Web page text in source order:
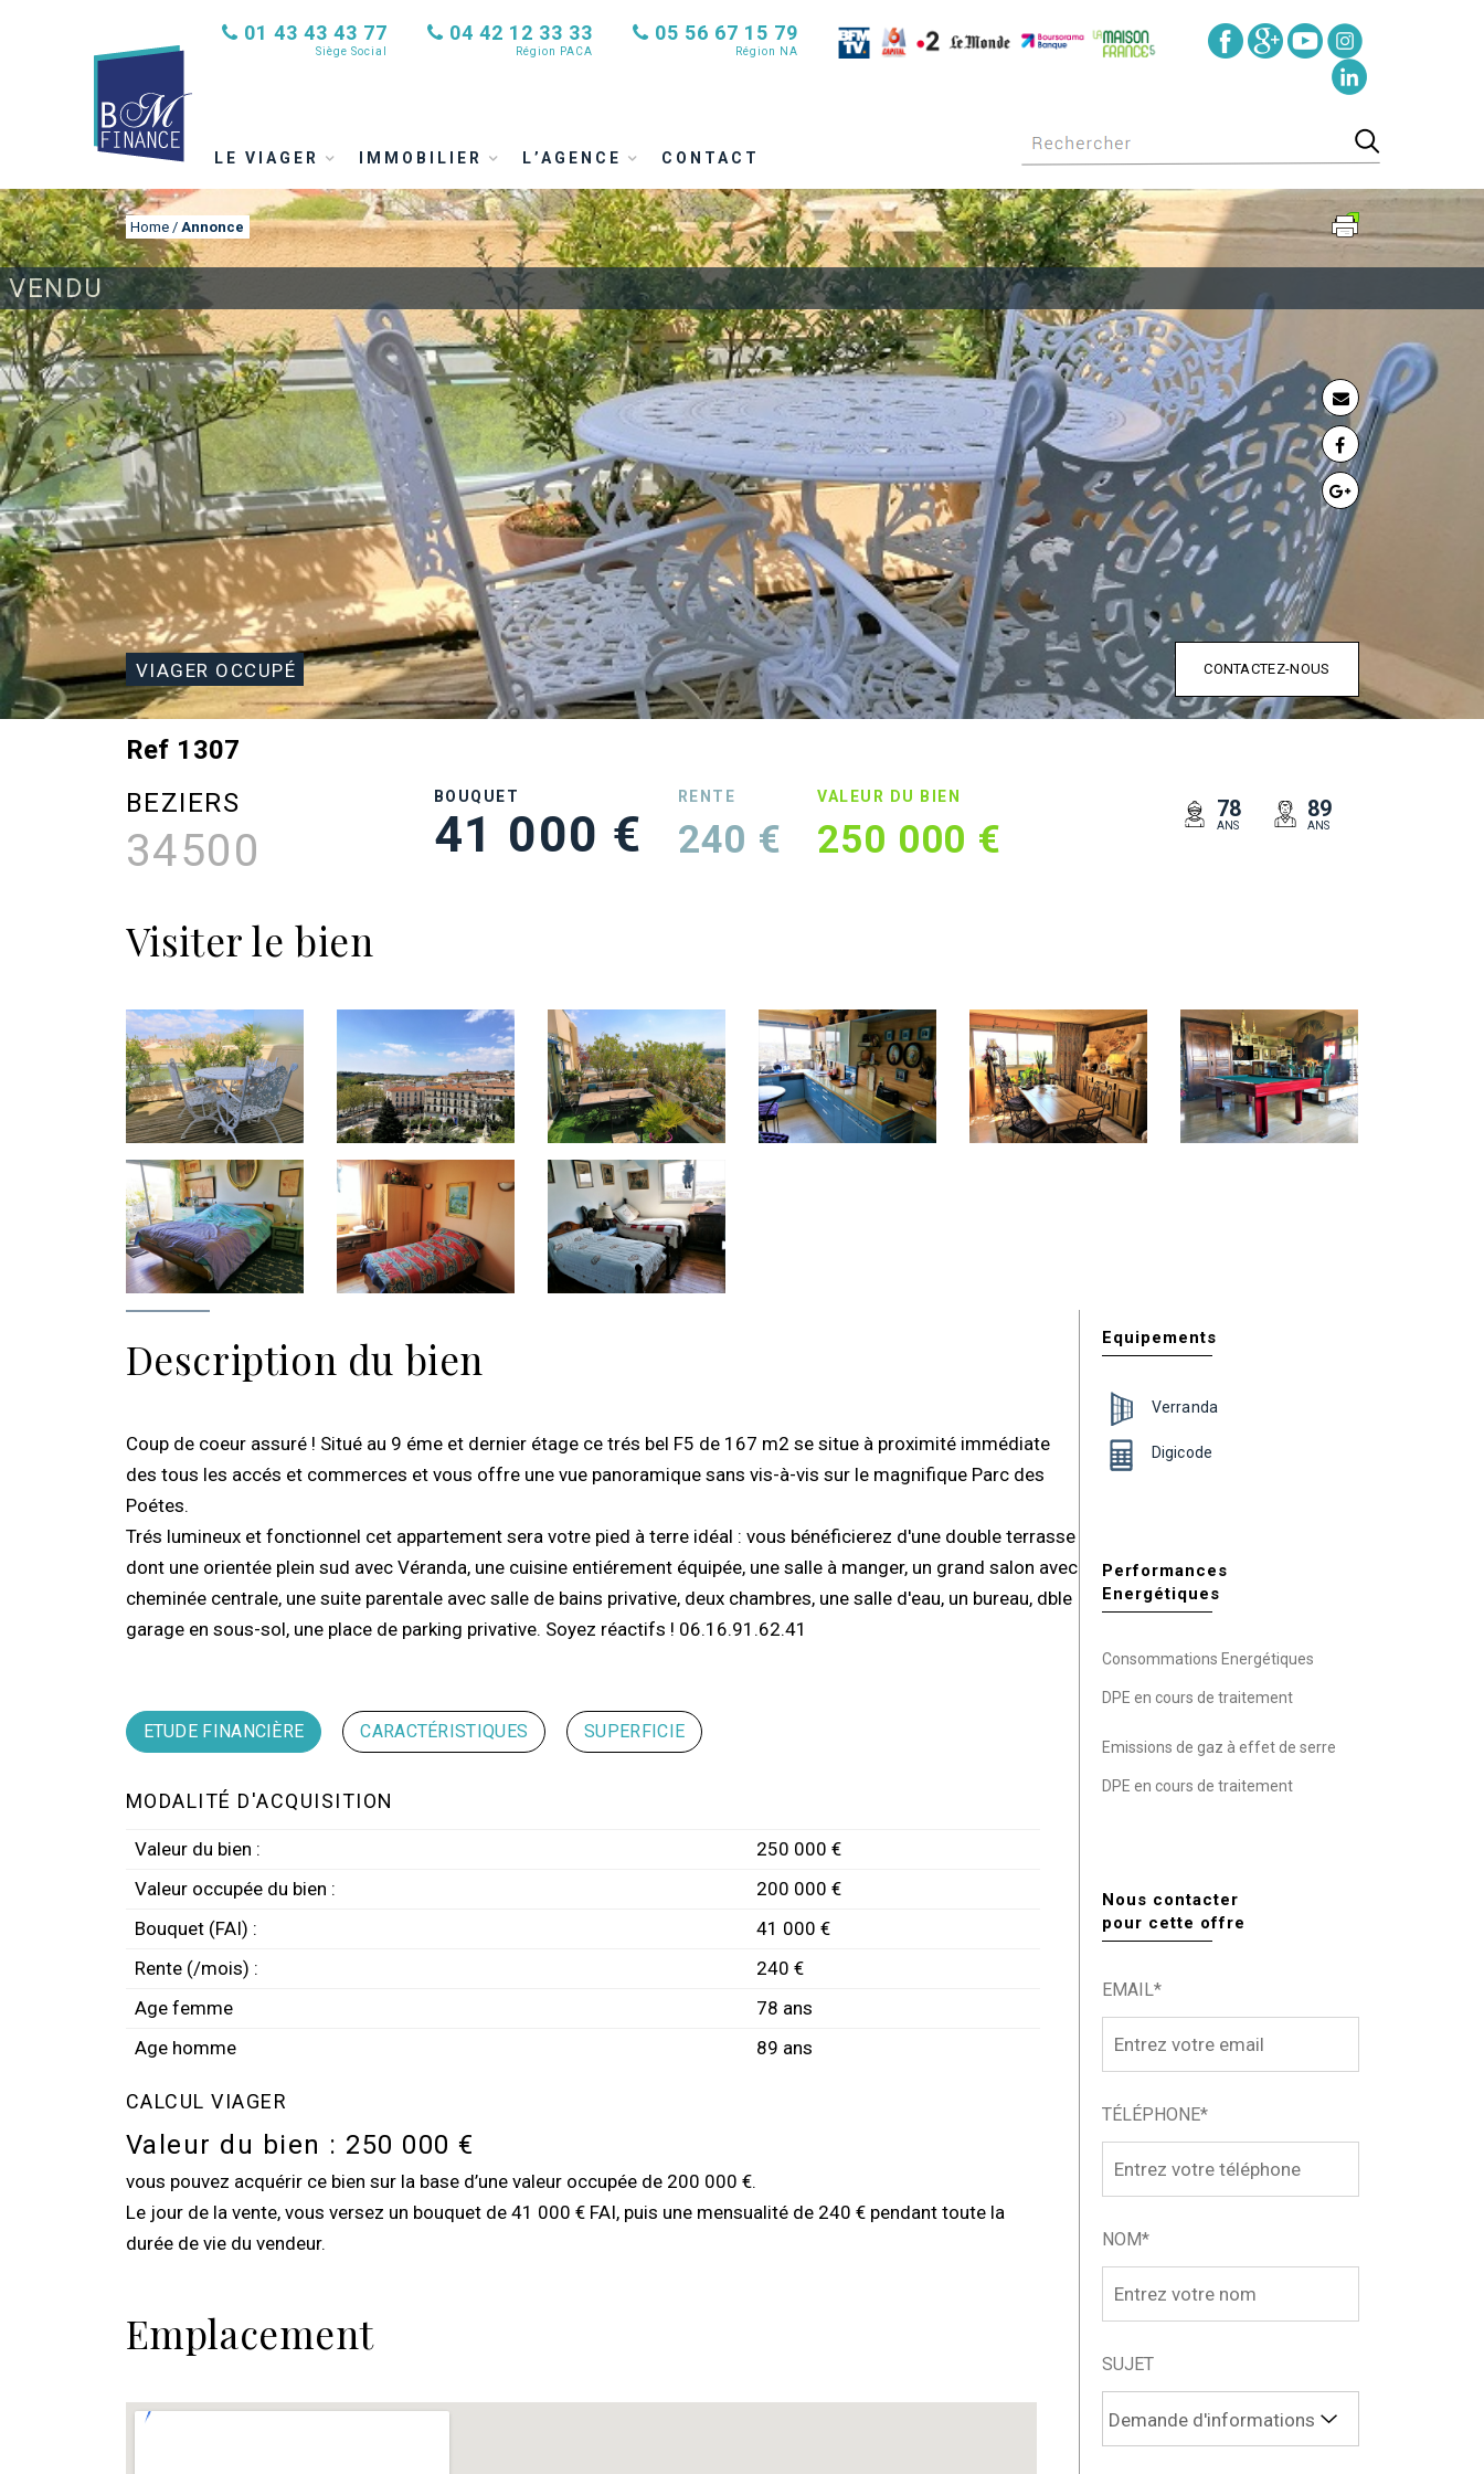
01 43 43 43 77
Siège Social
04 42 12 33 33
Région PACA
05 56 67 15 79
Région NA
LE VIAGER IMMOBILIER L’AGENCE CONTACT
VENDU
Home / Annonce
ANNONCE
VIAGER OCCUPÉ CONTACTEZ-NOUS
Ref 1307
BEZIERS
34500
BOUQUET
41 000 €
RENTE
240 €
VALEUR DU BIEN
250 000 €
78
ANS
89
ANS
Visiter le bien
Description du bien
Coup de coeur assuré ! Situé au 9 éme et dernier étage ce trés bel F5 de 167 m2 se situe à proximité immédiate
des tous les accés et commerces et vous offre une vue panoramique sans vis-à-vis sur le magnifique Parc des
Poétes.
Trés lumineux et fonctionnel cet appartement sera votre pied à terre idéal : vous bénéficierez d'une double terrasse
dont une orientée plein sud avec Véranda, une cuisine entiérement équipée, une salle à manger, un grand salon avec
cheminée centrale, une suite parentale avec salle de bains privative, deux chambres, une salle d'eau, un bureau, dble
garage en sous-sol, une place de parking privative. Soyez réactifs ! 06.16.91.62.41
ETUDE FINANCIÈRE CARACTÉRISTIQUES SUPERFICIE
MODALITÉ D'ACQUISITION
Valeur du bien :
250 000 €
Valeur occupée du bien :
200 000 €
Bouquet (FAI) :
41 000 €
Rente (/mois) :
240 €
Age femme
78 ans
Age homme
89 ans
CALCUL VIAGER
Valeur du bien : 250 000 €
vous pouvez acquérir ce bien sur la base d’une valeur occupée de 200 000 €.
Le jour de la vente, vous versez un bouquet de 41 000 € FAI, puis une mensualité de 240 € pendant toute la
durée de vie du vendeur.
Emplacement
Equipements
Verranda
Digicode
Performances
Energétiques
Consommations Energétiques
DPE en cours de traitement
Emissions de gaz à effet de serre
DPE en cours de traitement
Nous contacter
pour cette offre
EMAIL*
TÉLÉPHONE*
NOM*
SUJET